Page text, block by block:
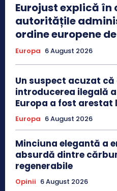
Eurojust explică în
autoritățile
ordine europene
Europa 6 August 2026
Un suspect acuzat
introducerea ilegală
Europa a fost arestat
Europa 6 August 2026
Minciuna elegantă a
absurdă dintre
regenerabile
Opinii 6 August 2026